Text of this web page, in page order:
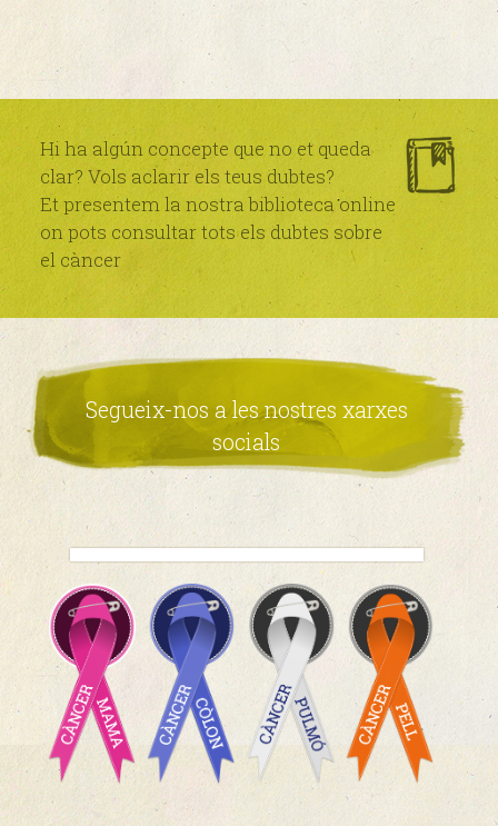
Hi ha algún concepte que no et queda
clar? Vols aclarir els teus dubtes?
Et presentem la nostra biblioteca online
on pots consultar tots els dubtes sobre
el càncer
Segueix-nos a les nostres xarxes
socials